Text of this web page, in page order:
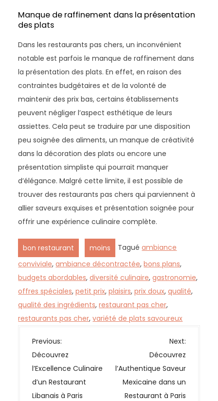
Manque de raffinement dans la présentation
des plats
Dans les restaurants pas chers, un inconvénient
notable est parfois le manque de raffinement dans
la présentation des plats. En effet, en raison des
contraintes budgétaires et de la volonté de
maintenir des prix bas, certains établissements
peuvent négliger l’aspect esthétique de leurs
assiettes. Cela peut se traduire par une disposition
peu soignée des aliments, un manque de créativité
dans la décoration des plats ou encore une
présentation simpliste qui pourrait manquer
d’élégance. Malgré cette limite, il est possible de
trouver des restaurants pas chers qui parviennent à
allier saveurs exquises et présentation soignée pour
offrir une expérience culinaire complète.
bon restaurant moins Taguéambiance
conviviale,ambiance décontractée,bons plans,
budgets abordables,diversité culinaire,gastronomie,
offres spéciales,petit prix,plaisirs,prix doux,qualité,
qualité des ingrédients,restaurant pas cher,
restaurants pas cher,variété de plats savoureux
N
a
v
i
g
Previous:
Découvrez
l’Excellence Culinaire
d’un Restaurant
Libanais à Paris
Next:
Découvrez
l’Authentique Saveur
Mexicaine dans un
Restaurant à Paris